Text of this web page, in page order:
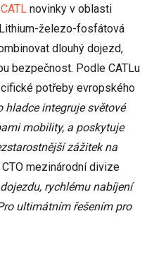
CATL novinky v oblasti
železo-fosfátová
dlouhý dojezd,
bezpečnost. Podle CATLu
potřeby evropského
hladce integruje světové
mobility, a poskytuje
zážitek na
CTO mezinárodní divize
rychlému nabíjení
ultimátním řešením pro